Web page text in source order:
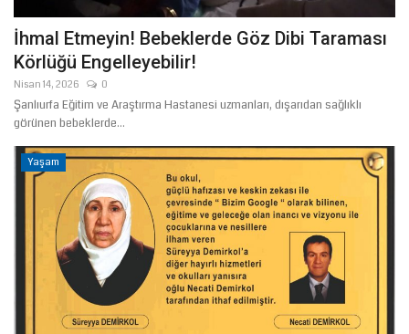
İhmal Etmeyin! Bebeklerde Göz Dibi Taraması
Körlüğü Engelleyebilir!
Nisan 14, 2026 0
Şanlıurfa Eğitim ve Araştırma Hastanesi uzmanları, dışarıdan sağlıklı
görünen bebeklerde...
Yaşam